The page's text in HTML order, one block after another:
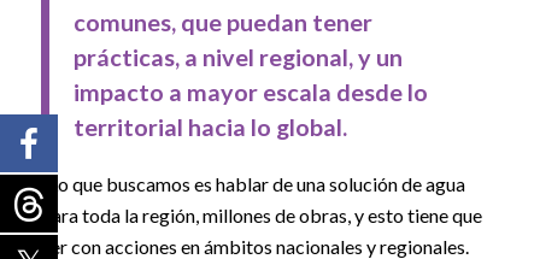
comunes, que puedan tener
prácticas, a nivel regional, y un
impacto a mayor escala desde lo
territorial hacia lo global.
“Lo que buscamos es hablar de una solución de agua
para toda la región, millones de obras, y esto tiene que
ver con acciones en ámbitos nacionales y regionales.